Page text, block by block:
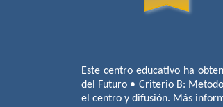
Este centro educativo ha
del Futuro • Criterio B:
el centro y difusión. Más